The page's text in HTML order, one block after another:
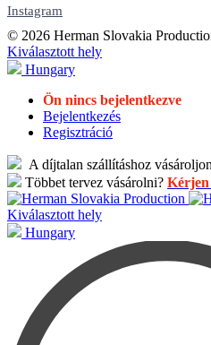
Instagram
© 2026 Herman Slovakia
Kiválasztott hely
Hungary
Ön nincs bejelentkezve
Bejelentkezés
Regisztráció
A díjtalan szállításhoz
Többet tervez vásárolni?
Kiválasztott hely
Hungary